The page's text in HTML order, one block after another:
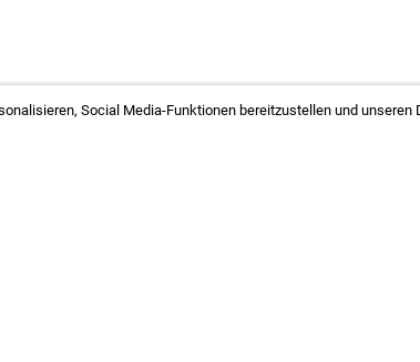
Social Media-Funktionen bereitzustellen und unseren